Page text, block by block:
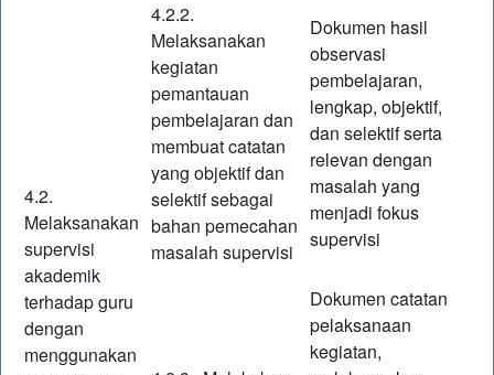
4.2.
Melaksanakan
supervisi
akademik
terhadap guru
dengan
menggunakan
4.2.2.
Melaksanakan
kegiatan
pemantauan
pembelajaran dan
membuat catatan
yang objektif dan
selektif sebagai
bahan pemecahan
masalah supervisi
Dokumen hasil
observasi
pembelajaran,
lengkap, objektif,
dan selektif serta
relevan dengan
masalah yang
menjadi fokus
supervisi
Dokumen catatan
pelaksanaan
kegiatan,